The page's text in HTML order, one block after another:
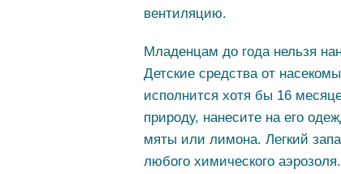
вентиляцию.
Младенцам до года нельзя
Детские средства от
исполнится хотя бы 16
природу, нанесите на его
мяты или лимона. Легкий
любого химического